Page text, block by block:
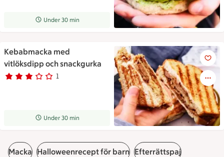
Receptet tar Under 30 min att tillaga
Under 30 min
Kebabmacka med
vitlöksdipp och snackgurka
Betyg 3 av 5.
1
1 personer har röstat
Receptet tar Under 30 min att tillaga
Under 30 min
Kebabmacka med
Macka Halloweenrecept för barn Efterrättspaj